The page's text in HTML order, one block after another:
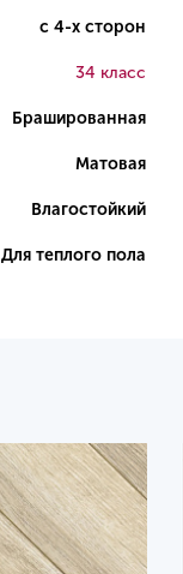
с 4-х сторон
34 класс
Брашированная
Матовая
Влагостойкий
Для теплого пола